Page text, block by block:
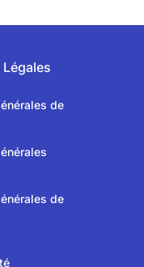
de
de